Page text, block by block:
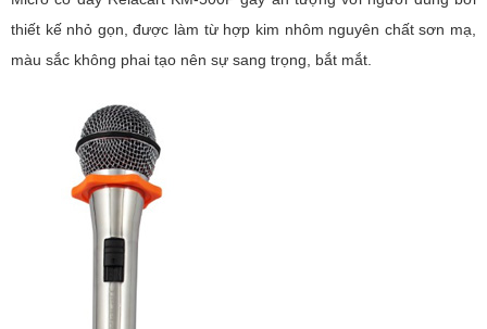
thiết kế nhỏ gọn, được làm từ hợp kim nhôm nguyên chất sơn mạ,
màu sắc không phai tạo nên sự sang trọng, bắt mắt.